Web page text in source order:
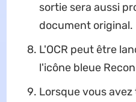
sortie sera aussi
document original.
L'OCR peut être
l'icône bleue
Lorsque vous